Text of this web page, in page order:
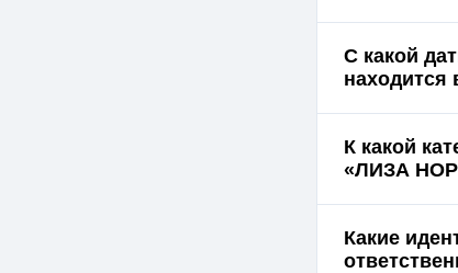
С какой
находится
К какой
«ЛИЗА
Какие